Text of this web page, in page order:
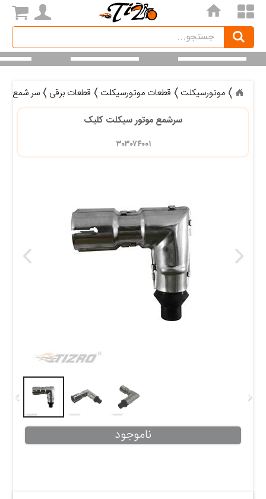
home
Search
جستجو
موتورسیکلت قطعات موتورسیکلت قطعات برقی سر شمع
سرشمع موتور سیکلت کلیک
۳۰۳۰۷۴۰۰۱
ناموجود